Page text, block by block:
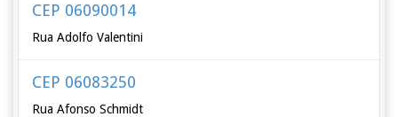
CEP 06090014
Rua Adolfo Valentini
CEP 06083250
Rua Afonso Schmidt